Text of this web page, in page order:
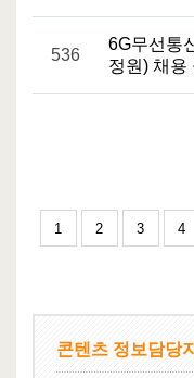
536
6G무선통
정원) 채용
1 2 3 4
콘텐츠 정보담당